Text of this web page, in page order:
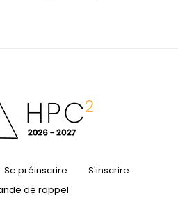
Se préinscrire
S'inscrire
de rappel